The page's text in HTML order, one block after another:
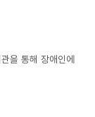
을 통해 장애인에